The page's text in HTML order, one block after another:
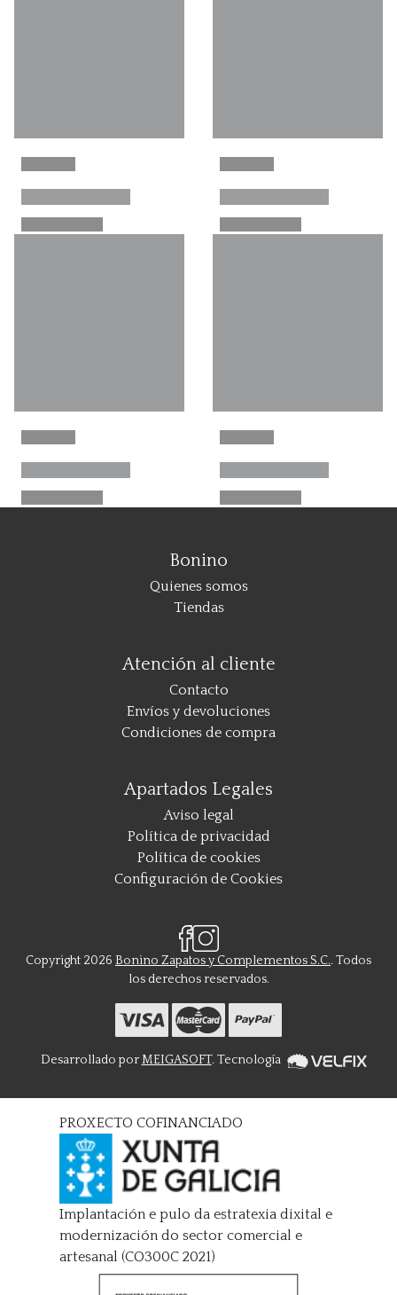
Bonino
Quienes somos
Tiendas
Atención al cliente
Contacto
Envíos y devoluciones
Condiciones de compra
Apartados Legales
Aviso legal
Política de privacidad
Política de cookies
Configuración de Cookies
Copyright 2026 Bonino Zapatos y Complementos S.C.. Todos
los derechos reservados.
Desarrollado porMEIGASOFT. Tecnología
PROXECTO COFINANCIADO
Implantación e pulo da estratexia dixital e
modernización do sector comercial e
artesanal (CO300C 2021)